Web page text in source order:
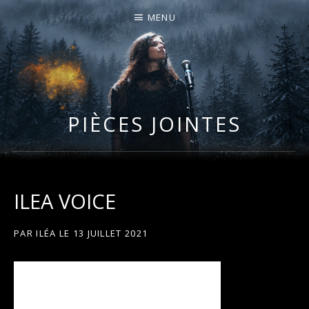
I
L
É
A
LA PLUS CELTIQUE DES AUVERGNATES !
MENU
PIÈCES JOINTES
ILEA VOICE
PARILÉA LE 13 JUILLET 2021